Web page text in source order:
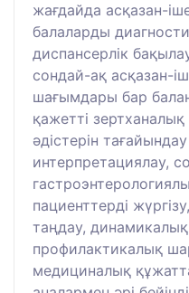
жағдайда асқазан-
балаларды
диспансерлік
сондай-ақ асқазан-
шағымдары бар
қажетті
әдістерін
интерпретациялау,
пациенттерді
таңдау,
профилактикалық
медициналық